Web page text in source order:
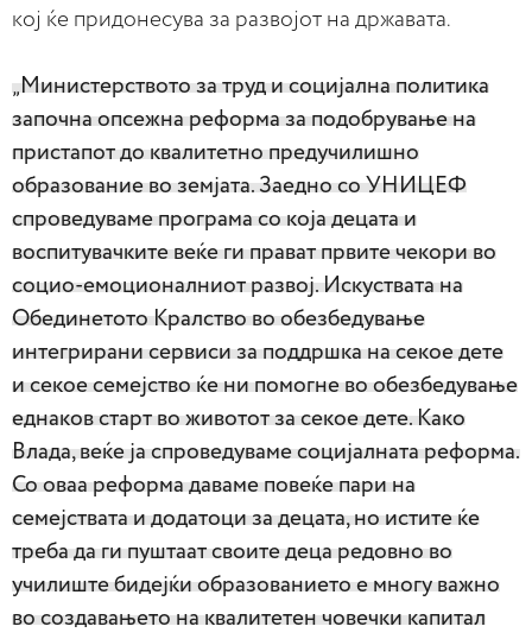
кој ќе придонесува за развојот на државата.
„Министерството за труд и социјална политика
започна опсежна реформа за подобрување на
пристапот до квалитетно предучилишно
образование во земјата. Заедно со УНИЦЕФ
спроведуваме програма со која децата и
воспитувачките веќе ги прават првите чекори во
социо-емоционалниот развој. Искуствата на
Обединетото Кралство во обезбедување
интегрирани сервиси за поддршка на секое дете
и секое семејство ќе ни помогне во обезбедување
еднаков старт во животот за секое дете. Како
Влада, веќе ја спроведуваме социјалната реформа.
Со оваа реформа даваме повеќе пари на
семејствата и додатоци за децата, но истите ќе
треба да ги пуштаат своите деца редовно во
училиште бидејќи образованието е многу важно
во создавањето на квалитетен човечки капитал